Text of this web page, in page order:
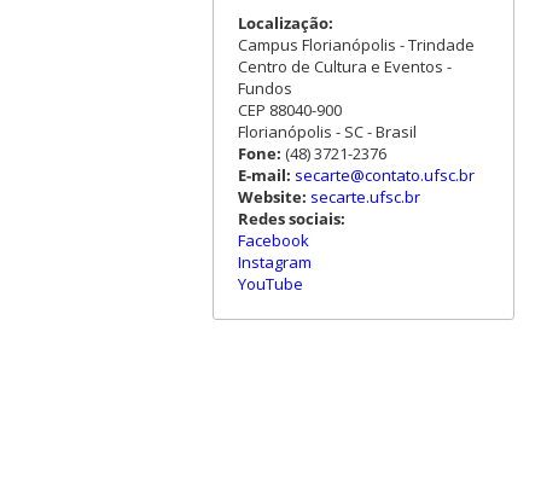
Localização:
Campus Florianópolis - Trindade
Centro de Cultura e Eventos -
Fundos
CEP 88040-900
Florianópolis - SC - Brasil
Fone: (48) 3721-2376
E-mail: secarte@contato.ufsc.br
Website: secarte.ufsc.br
Redes sociais:
Facebook
Instagram
YouTube